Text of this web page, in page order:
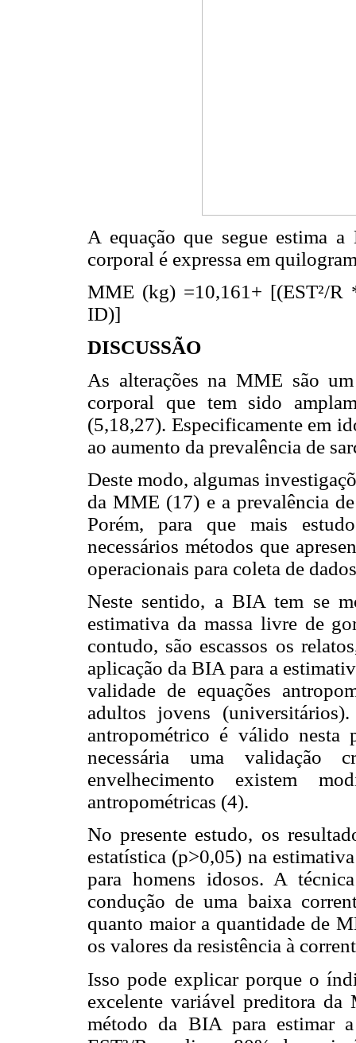
A equação que segue estima
corporal é expressa em
MME (kg) =10,161+ [(EST²/
ID)]
DISCUSSÃO
As alterações na MME são
corporal que tem sido
(5,18,27). Especificamente em
ao aumento da prevalência de
Deste modo, algumas
da MME (17) e a prevalência
Porém, para que mais
necessários métodos que
operacionais para coleta de
Neste sentido, a BIA tem se
estimativa da massa livre de
contudo, são escassos os
aplicação da BIA para a
validade de equações
adultos jovens
antropométrico é válido nesta
necessária uma validação
envelhecimento existem
antropométricas (4).
No presente estudo, os
estatística (p>0,05) na
para homens idosos. A
condução de uma baixa
quanto maior a quantidade de
os valores da resistência à
Isso pode explicar porque o
excelente variável preditora
método da BIA para estimar